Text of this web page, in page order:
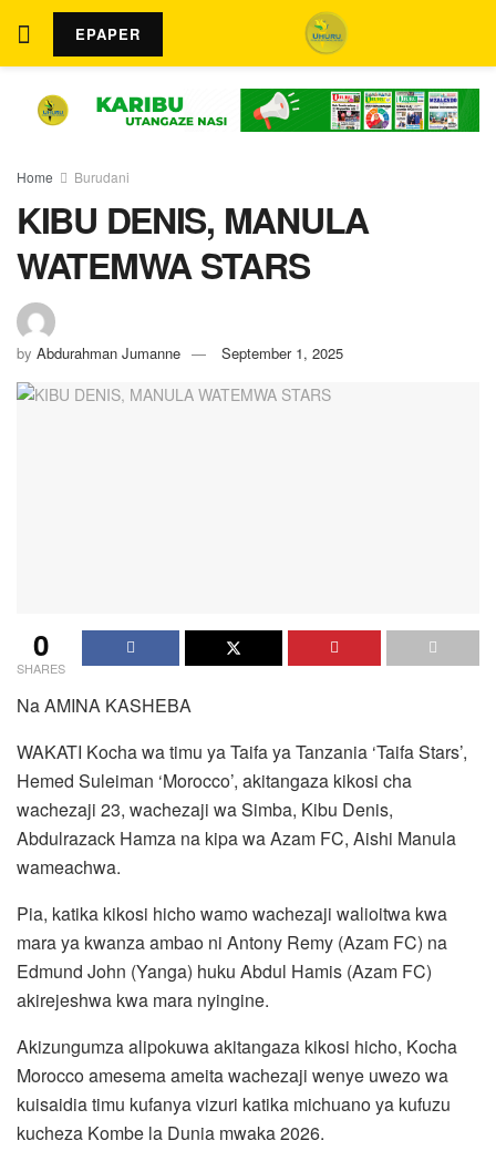
EPAPER
Home Burudani
KIBU DENIS, MANULA
WATEMWA STARS
by Abdurahman Jumanne September 1, 2025
0
SHARES
Na AMINA KASHEBA
WAKATI Kocha wa timu ya Taifa ya Tanzania ‘Taifa Stars’,
Hemed Suleiman ‘Morocco’, akitangaza kikosi cha
wachezaji 23, wachezaji wa Simba, Kibu Denis,
Abdulrazack Hamza na kipa wa Azam FC, Aishi Manula
wameachwa.
Pia, katika kikosi hicho wamo wachezaji walioitwa kwa
mara ya kwanza ambao ni Antony Remy (Azam FC) na
Edmund John (Yanga) huku Abdul Hamis (Azam FC)
akirejeshwa kwa mara nyingine.
Akizungumza alipokuwa akitangaza kikosi hicho, Kocha
Morocco amesema ameita wachezaji wenye uwezo wa
kuisaidia timu kufanya vizuri katika michuano ya kufuzu
kucheza Kombe la Dunia mwaka 2026.